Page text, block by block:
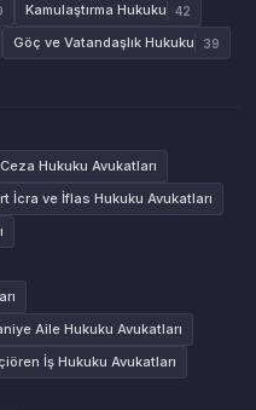
Kamulaştırma Hukuku 42
Göç ve Vatandaşlık Hukuku 39
Hukuku Avukatları
İcra ve İflas Hukuku Avukatları
Aile Hukuku Avukatları
İş Hukuku Avukatları